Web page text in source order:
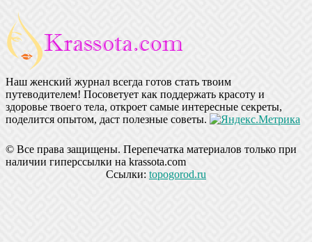
Наш женский журнал всегда готов стать твоим
путеводителем! Посоветует как поддержать красоту и
здоровье твоего тела, откроет самые интересные секреты,
поделится опытом, даст полезные советы.
© Все права защищены. Перепечатка материалов только при
наличии гиперссылки на krassota.com
Ссылки: topogorod.ru